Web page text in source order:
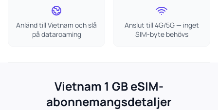
Anländ till Vietnam och slå
på dataroaming
Anslut till 4G/5G — inget
SIM-byte behövs
Vietnam 1 GB eSIM-
abonnemangsdetaljer